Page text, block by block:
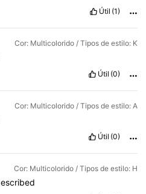
Útil (1)
Cor: Multicolorido / Tipos de estilo: K
Útil (0)
Cor: Multicolorido / Tipos de estilo: A
Útil (0)
Cor: Multicolorido / Tipos de estilo: H